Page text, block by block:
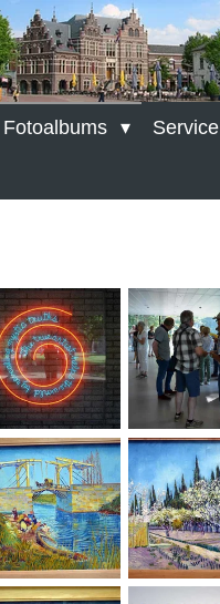
Fotoalbums Service